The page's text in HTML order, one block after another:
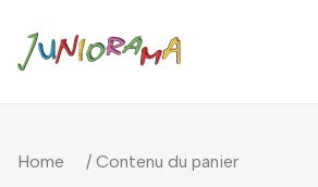
Home / Contenu du panier